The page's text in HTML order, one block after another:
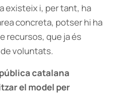
existeix i, per tant, ha
concreta, potser hi ha
recursos, que ja és
voluntats.
catalana
el model per